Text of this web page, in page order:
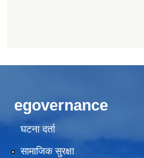
egovernance
घटना दर्ता
सामाजिक सुरक्षा